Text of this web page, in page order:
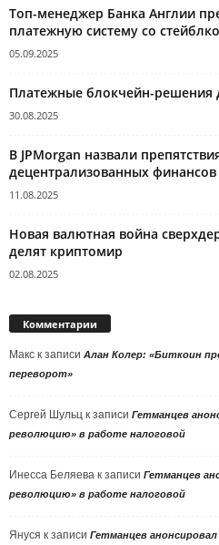
Топ-менеджер Банка Англии
платежную систему со
05.09.2025
Платежные блокчейн-решения
30.08.2025
В JPMorgan назвали
децентрализованных финансов
11.08.2025
Новая валютная война
делят криптомир
02.08.2025
Комментарии
Макс к записи Алан Колер: «Биткоин
переворот»
Сергей Шульц к записи Гетманцев
революцию» в работе налоговой
Инесса Беляева к записи Гетманцев
революцию» в работе налоговой
Януся к записи Гетманцев